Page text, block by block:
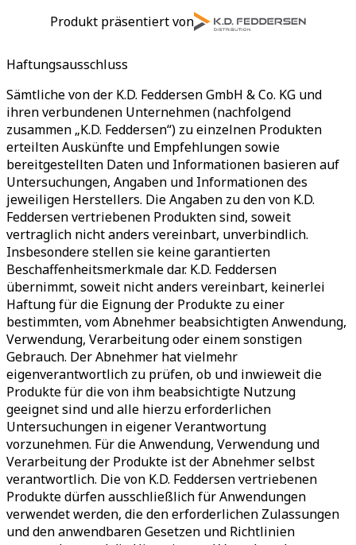
Produkt präsentiert von
Haftungsausschluss
Sämtliche von der K.D. Feddersen GmbH & Co. KG und
ihren verbundenen Unternehmen (nachfolgend
zusammen „K.D. Feddersen“) zu einzelnen Produkten
erteilten Auskünfte und Empfehlungen sowie
bereitgestellten Daten und Informationen basieren auf
Untersuchungen, Angaben und Informationen des
jeweiligen Herstellers. Die Angaben zu den von K.D.
Feddersen vertriebenen Produkten sind, soweit
vertraglich nicht anders vereinbart, unverbindlich.
Insbesondere stellen sie keine garantierten
Beschaffenheitsmerkmale dar. K.D. Feddersen
übernimmt, soweit nicht anders vereinbart, keinerlei
Haftung für die Eignung der Produkte zu einer
bestimmten, vom Abnehmer beabsichtigten Anwendung,
Verwendung, Verarbeitung oder einem sonstigen
Gebrauch. Der Abnehmer hat vielmehr
eigenverantwortlich zu prüfen, ob und inwieweit die
Produkte für die von ihm beabsichtigte Nutzung
geeignet sind und alle hierzu erforderlichen
Untersuchungen in eigener Verantwortung
vorzunehmen. Für die Anwendung, Verwendung und
Verarbeitung der Produkte ist der Abnehmer selbst
verantwortlich. Die von K.D. Feddersen vertriebenen
Produkte dürfen ausschließlich für Anwendungen
verwendet werden, die den erforderlichen Zulassungen
und den anwendbaren Gesetzen und Richtlinien